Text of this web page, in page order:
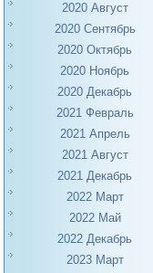
2020 Август
2020 Сентябрь
2020 Октябрь
2020 Ноябрь
2020 Декабрь
2021 Февраль
2021 Апрель
2021 Август
2021 Декабрь
2022 Март
2022 Май
2022 Декабрь
2023 Март